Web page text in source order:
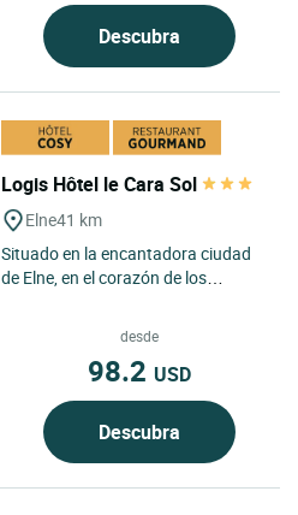
Descubra
Logis Hôtel le Cara Sol
Elne41 km
Situado en la encantadora ciudad
de Elne, en el corazón de los
Le Cara Sol disfruta...
desde
98.2 USD
Descubra